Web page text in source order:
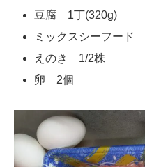
豆腐 1丁(320g)
ミックスシーフード
えのき 1/2株
卵 2個